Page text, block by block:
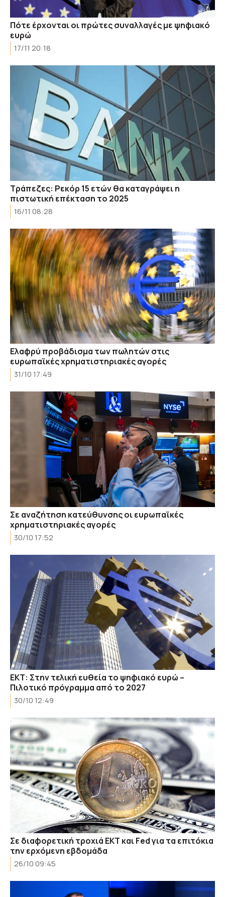
Πότε έρχονται οι πρώτες συναλλαγές με ψηφιακό
ευρώ
17/11 20:18
Τράπεζες: Ρεκόρ 15 ετών θα καταγράψει η
πιστωτική επέκταση το 2025
16/11 08:28
Ελαφρύ προβάδισμα των πωλητών στις
ευρωπαϊκές χρηματιστηριακές αγορές
31/10 17:49
Σε αναζήτηση κατεύθυνσης οι ευρωπαϊκές
χρηματιστηριακές αγορές
30/10 17:52
ΕΚΤ: Στην τελική ευθεία το ψηφιακό ευρώ –
Πιλοτικό πρόγραμμα από το 2027
30/10 12:49
Σε διαφορετική τροχιά ΕΚΤ και Fed για τα επιτόκια
την ερχόμενη εβδομάδα
26/10 09:45